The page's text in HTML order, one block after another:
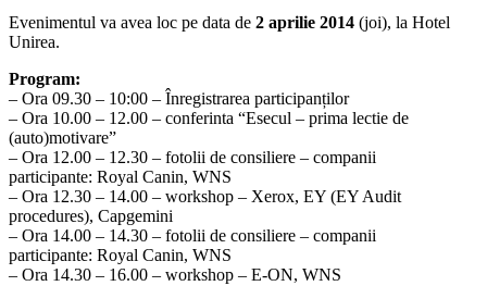
Evenimentul va avea loc pe data de 2 aprilie 2014 (joi), la Hotel
Unirea.
Program:
– Ora 09.30 – 10:00 – Înregistrarea participanților
– Ora 10.00 – 12.00 – conferinta “Esecul – prima lectie de
(auto)motivare”
– Ora 12.00 – 12.30 – fotolii de consiliere – companii
participante: Royal Canin, WNS
– Ora 12.30 – 14.00 – workshop – Xerox, EY (EY Audit
procedures), Capgemini
– Ora 14.00 – 14.30 – fotolii de consiliere – companii
participante: Royal Canin, WNS
– Ora 14.30 – 16.00 – workshop – E-ON, WNS